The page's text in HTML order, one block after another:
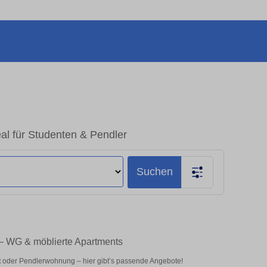
für Studenten & Pendler
Suchen
WG & möblierte Apartments
Pendlerwohnung – hier gibt’s passende Angebote!